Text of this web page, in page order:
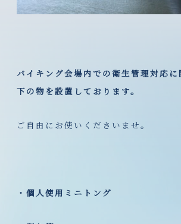
バイキング会場内での衛生管理対応
下の物を設置しております。
ご自由にお使いくださいませ。
・個人使用ミニトング